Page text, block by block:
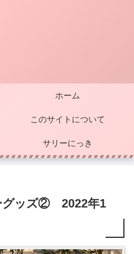
ホーム
このサイトについて
サリーにっき
グッズ② 2022年1